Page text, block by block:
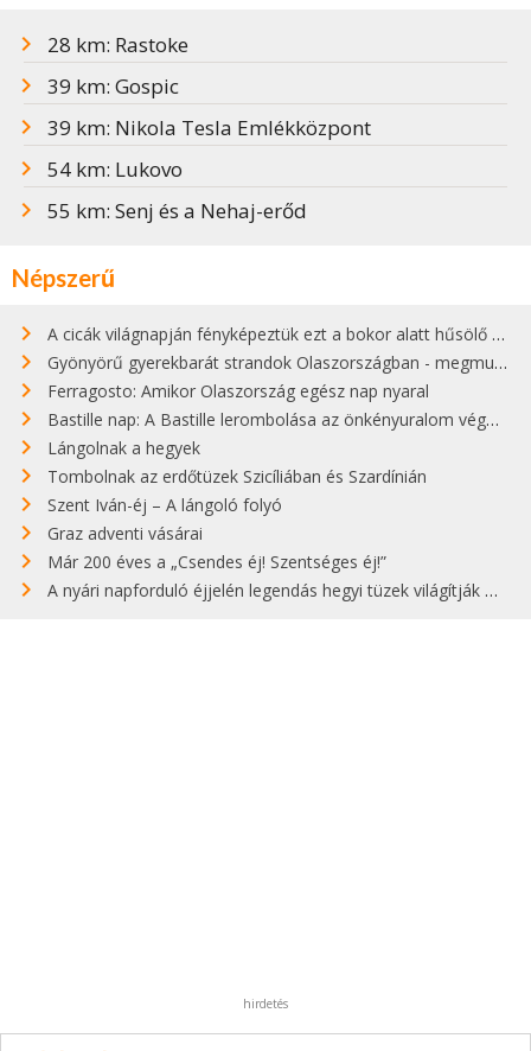
28 km: Rastoke
39 km: Gospic
39 km: Nikola Tesla Emlékközpont
54 km: Lukovo
55 km: Senj és a Nehaj-erőd
Népszerű
A cicák világnapján fényképeztük ezt a bokor alatt hűsölő cicát Kisorosziban
Gyönyörű gyerekbarát strandok Olaszországban - megmutatjuk a 15 legjobbat
Ferragosto: Amikor Olaszország egész nap nyaral
Bastille nap: A Bastille lerombolása az önkényuralom végét jelentette
Lángolnak a hegyek
Tombolnak az erdőtüzek Szicíliában és Szardínián
Szent Iván-éj – A lángoló folyó
Graz adventi vásárai
Már 200 éves a „Csendes éj! Szentséges éj!”
A nyári napforduló éjjelén legendás hegyi tüzek világítják meg Zugspitzét
hirdetés